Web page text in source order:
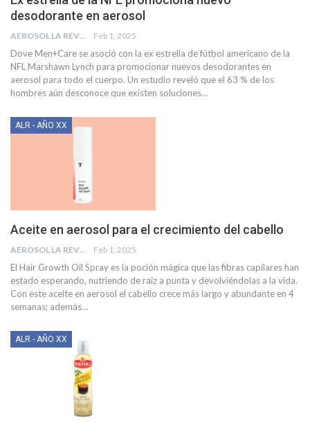
desodorante en aerosol
AEROSOL LA REVISTA Feb 1, 2025
Dove Men+Care se asoció con la ex estrella de fútbol americano de la
NFL Marshawn Lynch para promocionar nuevos desodorantes en
aerosol para todo el cuerpo. Un estudio reveló que el 63 % de los
hombres aún desconoce que existen soluciones…
ALR - AÑO XX
Aceite en aerosol para el crecimiento del cabello
AEROSOL LA REVISTA Feb 1, 2025
El Hair Growth Oil Spray es la poción mágica que las fibras capilares han
estado esperando, nutriendo de raíz a punta y devolviéndolas a la vida.
Con este aceite en aerosol el cabello crece más largo y abundante en 4
semanas; además…
ALR - AÑO XX